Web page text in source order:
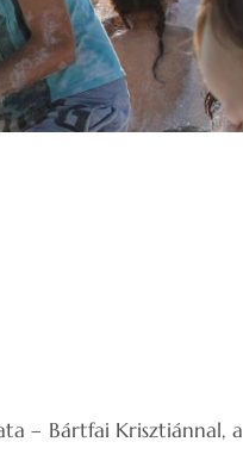
– Bártfai Krisztiánnal, a